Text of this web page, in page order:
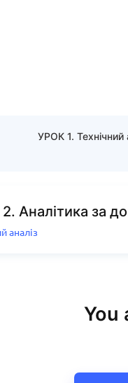
Аналітика за
аналіз
You